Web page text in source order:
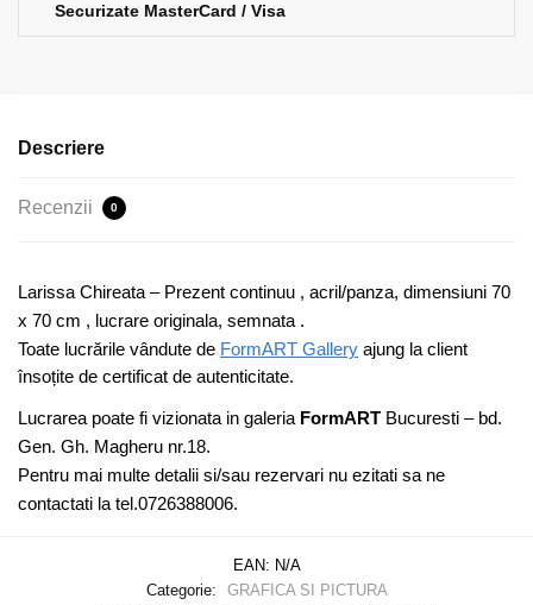
Securizate MasterCard / Visa
Descriere
Recenzii 0
Larissa Chireata – Prezent continuu , acril/panza, dimensiuni 70
x 70 cm , lucrare originala, semnata .
Toate lucrările vândute de FormART Gallery ajung la client
însoțite de certificat de autenticitate.
Lucrarea poate fi vizionata in galeria FormART Bucuresti – bd.
Gen. Gh. Magheru nr.18.
Pentru mai multe detalii si/sau rezervari nu ezitati sa ne
contactati la tel.0726388006.
EAN: N/A
Categorie:
GRAFICA SI PICTURA